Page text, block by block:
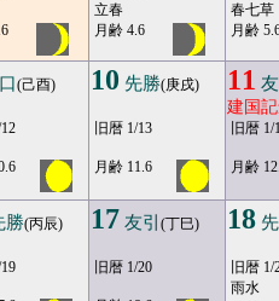
立春
月齢 4.6
春七草
月齢
(己酉) 10 先勝(庚戌)
旧暦 1/13
月齢 11.6
11 友
建国
旧暦 1/
月齢
勝(丙辰) 17 友引 (丁巳)
旧暦 1/20
18
旧暦 1/
雨水